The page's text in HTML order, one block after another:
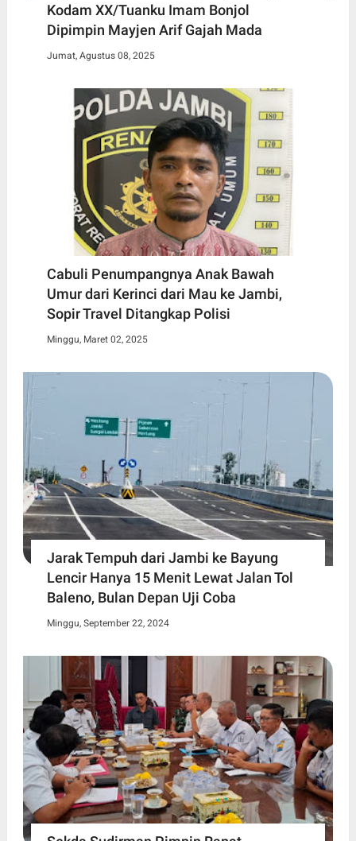
Kodam XX/Tuanku Imam Bonjol
Dipimpin Mayjen Arif Gajah Mada
Jumat, Agustus 08, 2025
Cabuli Penumpangnya Anak Bawah
Umur dari Kerinci dari Mau ke Jambi,
Sopir Travel Ditangkap Polisi
Minggu, Maret 02, 2025
Jarak Tempuh dari Jambi ke Bayung
Lencir Hanya 15 Menit Lewat Jalan Tol
Baleno, Bulan Depan Uji Coba
Minggu, September 22, 2024